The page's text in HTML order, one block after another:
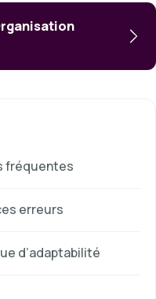
fréquentes
erreurs
d’adaptabilité